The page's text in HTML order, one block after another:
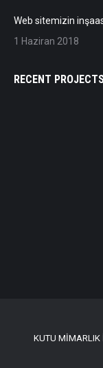
Web sitemizin
1 Haziran 2018
RECENT
KUTU MİMARLIK